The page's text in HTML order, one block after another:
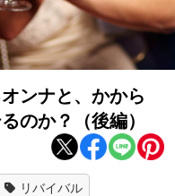
ンナと、かから
のか？（後編）
リバイバル